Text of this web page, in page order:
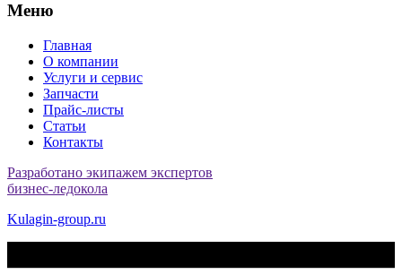
Меню
Главная
О компании
Услуги и сервис
Запчасти
Прайс-листы
Статьи
Контакты
Разработано экипажем экспертов
бизнес-ледокола
Kulagin-group.ru